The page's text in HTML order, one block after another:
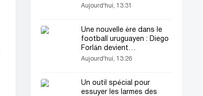
championnat
Aujourd'hui, 13:31
Une nouvelle ère dans le
football uruguayen : Diego
Forlán devient
sélectionneur
Aujourd'hui, 13:26
Un outil spécial pour
essuyer les larmes des